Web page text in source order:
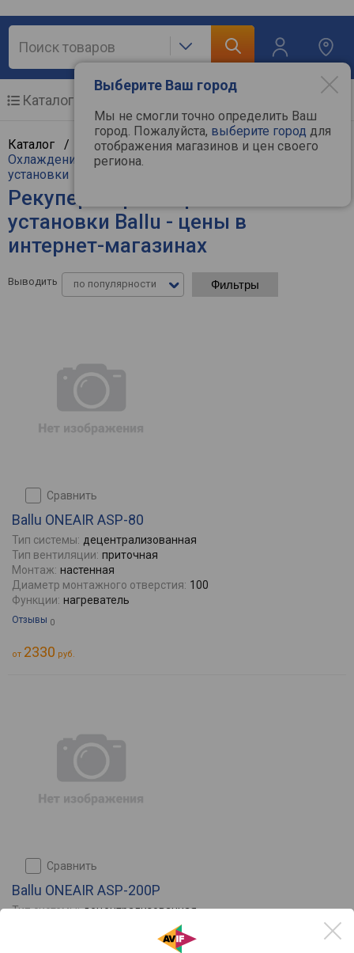
Выберите Ваш город
Мы не смогли точно определить Ваш
город. Пожалуйста, выберите город для
отображения магазинов и цен своего
региона.
Каталог
Каталог / Климат, отопление и водоснабжение/
Охлаждение и климат/
установки
Рекуператоры и приточные
установки Ballu - цены в
интернет-магазинах
Выводить по популярности Фильтры
сравнить
Ballu ONEAIR ASP-80
Тип системы: децентрализованная
Тип вентиляции: приточная
Монтаж: настенная
Диаметр монтажного отверстия: 100
Функции: нагреватель
Отзывы 0
от 2330 руб.
сравнить
Ballu ONEAIR ASP-200P
Тип системы: децентрализованная